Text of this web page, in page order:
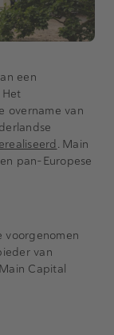
een
overname van
. Main
pan-Europese
voorgenomen
van
Capital